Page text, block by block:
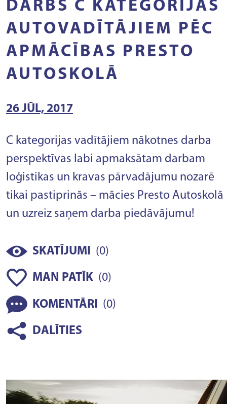
DARBS C KATEGORIJAS
AUTOVADĪTĀJIEM PĒC
APMĀCĪBAS PRESTO
AUTOSKOLĀ
26 JŪL, 2017
C kategorijas vadītājiem nākotnes darba
perspektīvas labi apmaksātam darbam
loģistikas un kravas pārvadājumu nozarē
tikai pastiprinās – mācies Presto Autoskolā
un uzreiz saņem darba piedāvājumu!
SKATĪJUMI (0)
MAN PATĪK (0)
KOMENTĀRI (0)
DALĪTIES